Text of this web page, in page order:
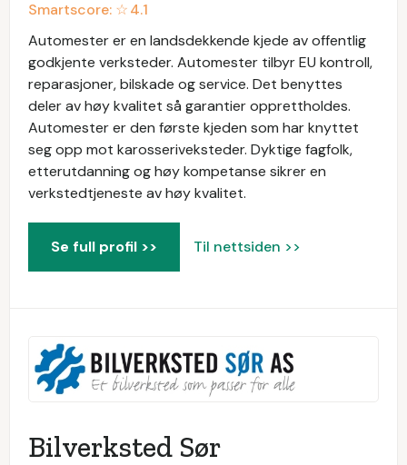
Smartscore: ☆4.1
Automester er en landsdekkende kjede av offentlig
godkjente verksteder. Automester tilbyr EU kontroll,
reparasjoner, bilskade og service. Det benyttes
deler av høy kvalitet så garantier opprettholdes.
Automester er den første kjeden som har knyttet
seg opp mot karosseriveksteder. Dyktige fagfolk,
etterutdanning og høy kompetanse sikrer en
verkstedtjeneste av høy kvalitet.
Se full profil >> Til nettsiden >>
Bilverksted Sør